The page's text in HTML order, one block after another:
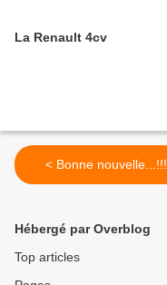
La Renault 4cv
< Bonne nouvelle...!!!
Hébergé par Overblog
Top articles